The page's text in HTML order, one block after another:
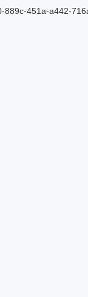
451a-a442-